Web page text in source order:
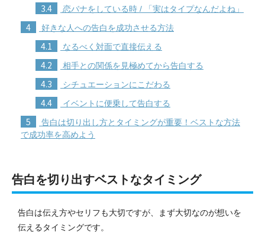
3.4 恋バナをしている時 / 「実はタイプなんだよね」
4 好きな人への告白を成功させる方法
4.1 なるべく対面で直接伝える
4.2 相手との関係を見極めてから告白する
4.3 シチュエーションにこだわる
4.4 イベントに便乗して告白する
5
告白は切り出し方とタイミングが重要！ベストな方法
で成功率を高めよう
告白を切り出すベストなタイミング
告白は伝え方やセリフも大切ですが、まず大切なのが想いを
伝えるタイミングです。